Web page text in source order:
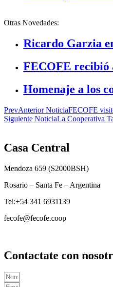
Otras Novedades:
Ricardo Garzia
FECOFE recibió
Homenaje a los
PrevAnterior NoticiaFECOFE
Siguiente NoticiaLa Cooperativa
Casa Central
Mendoza 659 (S2000BSH)
Rosario – Santa Fe – Argentina
Tel:+54 341 6931139
fecofe@fecofe.coop
Contactate con